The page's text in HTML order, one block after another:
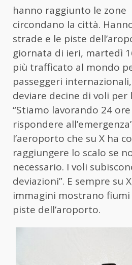
hanno raggiunto le zone
circondano la città.
strade e le piste
giornata di ieri, martedì
più trafficato al mondo
passeggeri
deviare decine di voli per
“Stiamo lavorando 24
rispondere
l’aeroporto che su X ha
raggiungere lo scalo se
necessario. I voli
deviazioni”. E sempre su
immagini mostrano fiumi
piste dell’aroporto.